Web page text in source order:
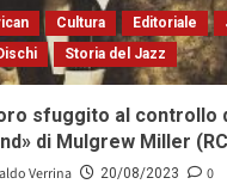
Cultura Editoriale
Storia del Jazz
sfuggito al controllo
di Mulgrew Miller
Verrina 20/08/2023
0